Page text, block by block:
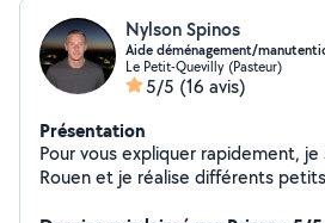
Nylson Spinos
Aide déménagement/
Le Petit-Quevilly (Pasteur)
5/5 (16 avis)
Présentation
Pour vous expliquer rapidement, je
Rouen et je réalise différents